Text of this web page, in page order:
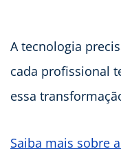
A tecnologia
cada profissional
essa
Saiba mais sobre